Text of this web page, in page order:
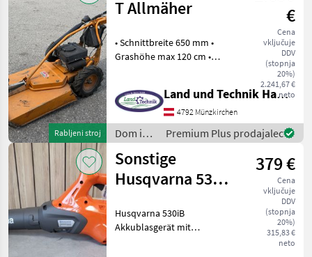
Rabljeni stroj
T Allmäher
€
Cena
vključuje
DDV
(stopnja
20%)
2.241,67 €
neto
• Schnittbreite 650 mm •
Grashöhe max 120 cm •
ES 2 Takt • Leistung 6 PS •
Antrieb mit 5 Gänge bis 4, 1
km/h • D
Land und Technik HandelsgesmbH
4792 Münzkirchen
Dom in
vrt /
Sonstige
Premium Plus prodajalec
Sonstige
Husqvarna 530iB
379 €
Cena
vključuje
DDV
(stopnja
20%)
315,83 €
neto
Husqvarna 530iB
Akkublasgerät mit